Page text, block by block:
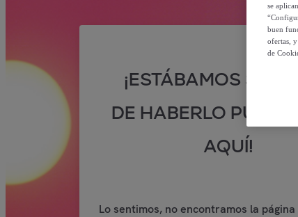
¡ESTÁBAMOS
DE HABERLO
AQUÍ!
Lo sentimos, no encontramos la página
se
buen
ofertas,
de